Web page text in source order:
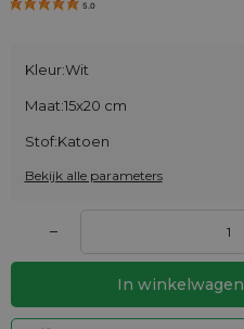
5.0
Kleur:Wit
Maat:15x20 cm
Stof:Katoen
Bekijk alle parameters
–
In winkelwagen